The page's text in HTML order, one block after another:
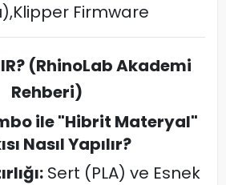
Firmware
(RhinoLab Akademi
Rehberi)
ile "Hibrit Materyal"
Nasıl Yapılır?
Sert (PLA) ve Esnek